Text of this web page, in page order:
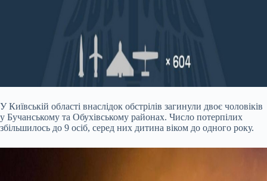
У Київській області внаслідок обстрілів загинули двоє чоловіків
у Бучанському та Обухівському районах. Число потерпілих
збільшилось до 9 осіб, серед них дитина віком до одного року.